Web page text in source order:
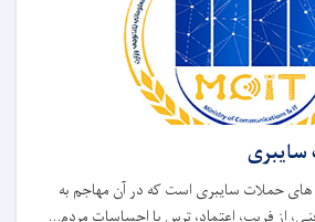
حملات سایبری است که در آن مهاجم به